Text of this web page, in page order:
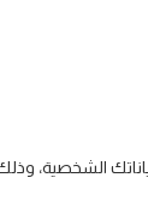
الشخصية، وذلك